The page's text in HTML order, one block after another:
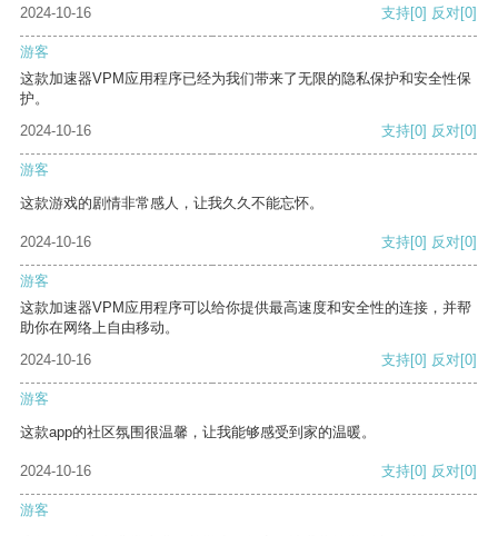
2024-10-16
支持[0] 反对[0]
游客
这款加速器VPM应用程序已经为我们带来了无限的隐私保护和安全性保
护。
2024-10-16
支持[0] 反对[0]
游客
这款游戏的剧情非常感人，让我久久不能忘怀。
2024-10-16 支持[0] 反对[0]
游客
这款加速器VPM应用程序可以给你提供最高速度和安全性的连接，并帮
助你在网络上自由移动。
2024-10-16
支持[0] 反对[0]
游客
这款app的社区氛围很温馨，让我能够感受到家的温暖。
2024-10-16 支持[0] 反对[0]
游客